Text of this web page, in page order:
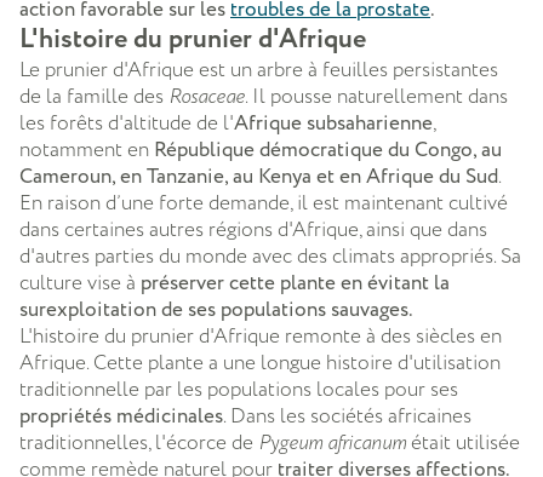
action favorable sur lestroubles de la prostate.
L'histoire du prunier d'Afrique
Le prunier d'Afrique est un arbre à feuilles persistantes
de la famille des Rosaceae. Il pousse naturellement dans
les forêts d'altitude de l'Afrique subsaharienne,
notamment en République démocratique du Congo, au
Cameroun, en Tanzanie, au Kenya et en Afrique du Sud.
En raison d’une forte demande, il est maintenant cultivé
dans certaines autres régions d'Afrique, ainsi que dans
d'autres parties du monde avec des climats appropriés. Sa
culture vise à préserver cette plante en évitant la
surexploitation de ses populations sauvages.
L'histoire du prunier d'Afrique remonte à des siècles en
Afrique. Cette plante a une longue histoire d'utilisation
traditionnelle par les populations locales pour ses
propriétés médicinales. Dans les sociétés africaines
traditionnelles, l'écorce de Pygeum africanumétait utilisée
comme remède naturel pour traiter diverses affections.